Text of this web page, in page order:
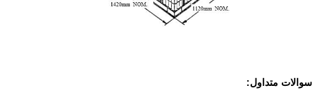
سوالات متداول: